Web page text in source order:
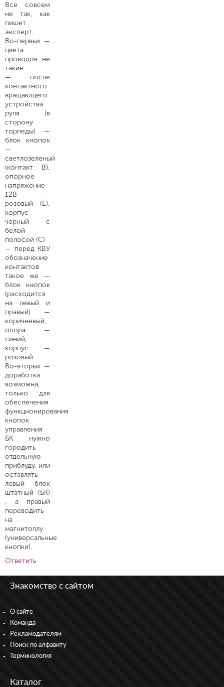
Все совсем
не так, как
пишет
эксперт.
Во-первых —
цвета
проводов не
такие:
— после
контактного
вращающего
устройства
руля (в
сторону
торпеды) —
блок кнопок
—
светлозеленый
(контакт В),
опорное
напряжение
12В —
розовый (Е),
корпус —
черный с
белой
полосой (С)
— перед КВУ
обозначение
контактов
такое же —
блок кнопок
(расходится
на левый и
правый) —
коричневый,
опора —
синий,
корпус —
розовый.
Во-вторых —
доработка
возможна,
только для
обеспечения
функционирования
кнопок
управления
БК нужно
городить
отдельную
приблуду, или
оставлять
левый блок
штатный (БК)
, а правый
переводить
на
магнитоллу
(универсальные
кнопки).
Ответить
Знакомство с сайтом
О сайте
Команда
Рекламодателям
Поиск по алфавиту
Терминология
Каталог